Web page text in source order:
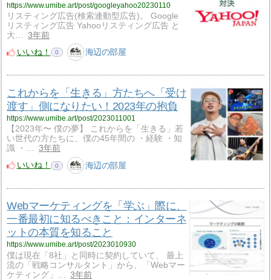
https://www.umibe.art/post/googleyahoo20230110
リスティング広告(検索連動型広告)。 Google
リスティング広告 Yahooリスティング広告 と
大…
3年前
いいね！
0 海辺の部屋
これからを「生きる」方たちへ「受け
渡す」側になりたい！2023年の抱負
https://www.umibe.art/post/2023011001
【2023年〜 僕の夢】 これからを「生きる」若
い世代の方たちに、僕の45年間の ・経験 ・知
識 ・…
3年前
いいね！
0 海辺の部屋
Webマーケティングを「学ぶ」際に、
一番最初に知るべきこと：インターネ
ットの本質を知ること
https://www.umibe.art/post/2023010930
僕は現在「8社」と同時に契約していて、 最上
流の「戦略コンサルタント」から、「Webマー
ケティング」…
3年前